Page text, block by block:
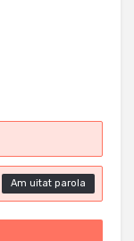
Am uitat parola